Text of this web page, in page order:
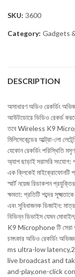
SKU: 3600
Category: Gadgets
DESCRIPTION
অসাধারণ অডিও রেকর্ডিং
আউটডোরে ভিডিও রেকর্ড
তবে Wireless K9
মিলিসেকেন্ডের আল্ট্রা-লো
যেকোন রেকর্ডিং পরিস্থিতি
অ্যাপ ছাড়াই সরাসরি সংযোগ:
এক ক্লিকেই মাইক্রোফোনটি
স্মার্ট নয়েজ রিডাকশন
ক্ষমতা: প্রতিটি শব্দের
এবং সুবিধাজনক ডিজাইন:
বিভিন্ন ডিভাইস যেমন
K9 Microphone টি সেরা
চমৎকার অডিও রেকর্ডিং
ms ultra-low
live broadcast and
and-play,one-click